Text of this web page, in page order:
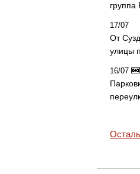
группа
17/07
От
улицы
16/07